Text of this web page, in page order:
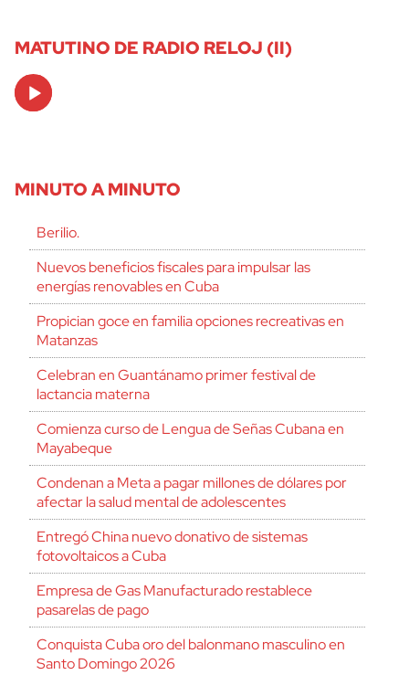
MATUTINO DE RADIO RELOJ (II)
Audio
Player
MINUTO A MINUTO
Berilio.
Nuevos beneficios fiscales para impulsar las
energías renovables en Cuba
Propician goce en familia opciones recreativas en
Matanzas
Celebran en Guantánamo primer festival de
lactancia materna
Comienza curso de Lengua de Señas Cubana en
Mayabeque
Condenan a Meta a pagar millones de dólares por
afectar la salud mental de adolescentes
Entregó China nuevo donativo de sistemas
fotovoltaicos a Cuba
Empresa de Gas Manufacturado restablece
pasarelas de pago
Conquista Cuba oro del balonmano masculino en
Santo Domingo 2026